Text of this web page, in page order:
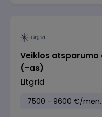
Veiklos
(-as)
Litgrid
7500 - 9600 €/mėn.